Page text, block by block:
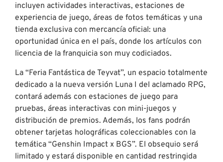
incluyen actividades interactivas, estaciones de
experiencia de juego, áreas de fotos temáticas y una
tienda exclusiva con mercancía oficial: una
oportunidad única en el país, donde los artículos con
licencia de la franquicia son muy codiciados.
La “Feria Fantástica de Teyvat”, un espacio totalmente
dedicado a la nueva versión Luna I del aclamado RPG,
contará además con estaciones de juego para
pruebas, áreas interactivas con mini-juegos y
distribución de premios. Además, los fans podrán
obtener tarjetas holográficas coleccionables con la
temática “Genshin Impact x BGS”. El obsequio será
limitado y estará disponible en cantidad restringida